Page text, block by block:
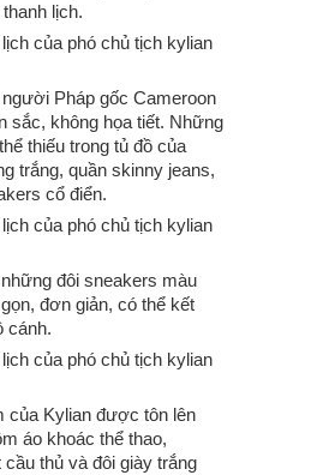
lịch.
Pháp gốc Cameroon
sắc, không họa tiết. Những
thiếu trong tủ đồ của
trắng, quần skinny jeans,
cổ điển.
đôi sneakers màu
đơn giản, có thể kết
cánh.
của Kylian được tôn lên
áo khoác thể thao,
thủ và đôi giày trắng